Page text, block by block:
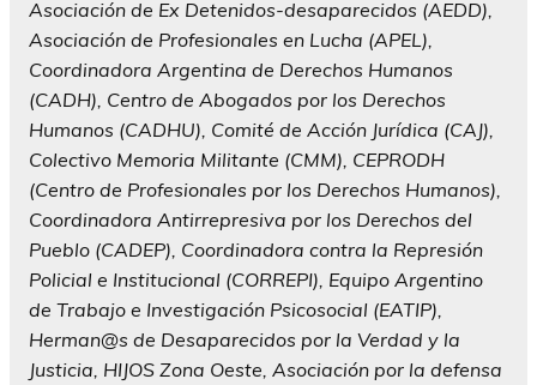
Asociación de Ex Detenidos-desaparecidos (AEDD),
Asociación de Profesionales en Lucha (APEL),
Coordinadora Argentina de Derechos Humanos
(CADH), Centro de Abogados por los Derechos
Humanos (CADHU), Comité de Acción Jurídica (CAJ),
Colectivo Memoria Militante (CMM), CEPRODH
(Centro de Profesionales por los Derechos Humanos),
Coordinadora Antirrepresiva por los Derechos del
Pueblo (CADEP), Coordinadora contra la Represión
Policial e Institucional (CORREPI), Equipo Argentino
de Trabajo e Investigación Psicosocial (EATIP),
Herman@s de Desaparecidos por la Verdad y la
Justicia, HIJOS Zona Oeste, Asociación por la defensa